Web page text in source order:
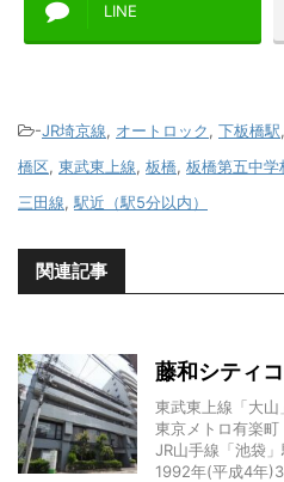
LINE
-JR埼京線, オートロック, 下板橋駅,
橋区, 東武東上線, 板橋, 板橋第五中学
三田線, 駅近（駅5分以内）
関連記事
藤和シティ
東武東上線「大山
東京メトロ有楽
JR山手線「池袋
1992年(平成4年